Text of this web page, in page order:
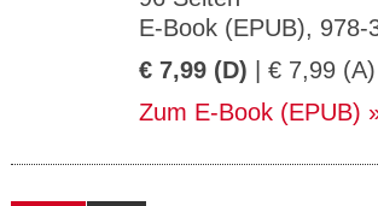
E-Book (EPUB), 978-
€ 7,99 (D) | € 7,99 (A)
Zum E-Book (EPUB)